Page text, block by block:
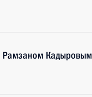
Рамзаном Кадыровым